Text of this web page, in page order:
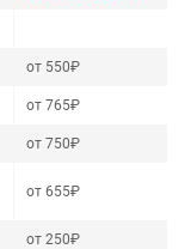
от 550₽
от 765₽
от 750₽
от 655₽
от 250₽